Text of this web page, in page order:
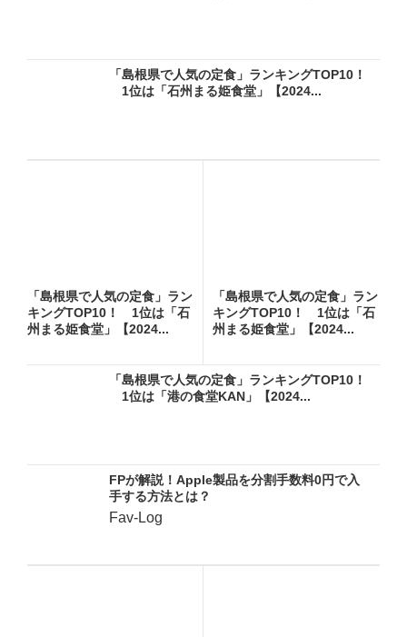
「島根県で人気の定食」ランキングTOP10！
1位は「石州まる姫食堂」【2024...
「島根県で人気の定食」ラン
キングTOP10！ 1位は「石
州まる姫食堂」【2024...
「島根県で人気の定食」ラン
キングTOP10！ 1位は「石
州まる姫食堂」【2024...
「島根県で人気の定食」ランキングTOP10！
1位は「港の食堂KAN」【2024...
FPが解説！Apple製品を分割手数料0円で入
手する方法とは？
Fav-Log